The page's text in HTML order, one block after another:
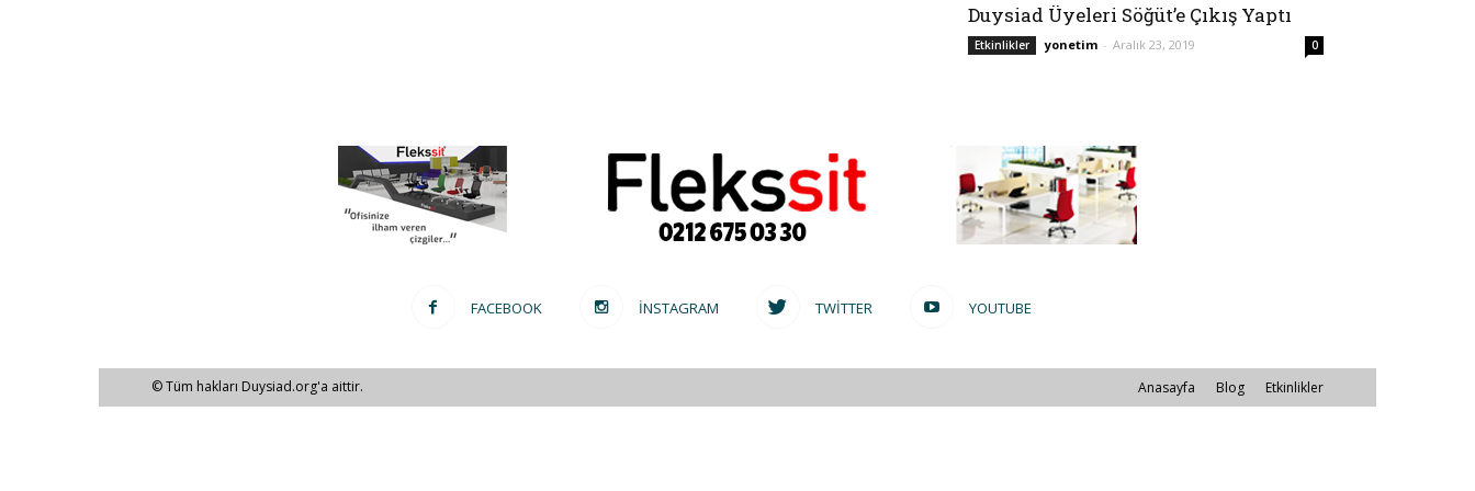
Duysiad Üyeleri Söğüt’e Çıkış Yaptı
Etkinlikler yonetim - Aralık 23, 2019 0
FACEBOOK INSTAGRAM TWITTER YOUTUBE
Anasayfa Blog Etkinlikler
© Tüm hakları Duysiad.org'a aittir.